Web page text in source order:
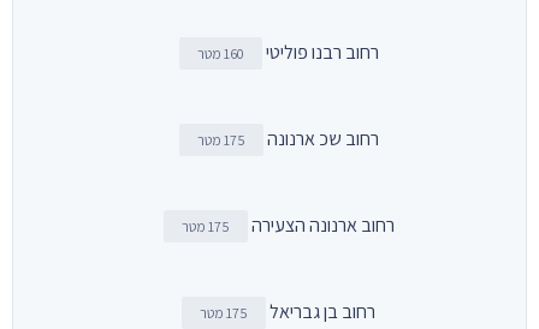
רחוב רבנו פוליטי 160 מטר
רחוב שכ ארנונה 175 מטר
רחוב ארנונה הצעירה 175 מטר
רחוב בן גבריאל 175 מטר